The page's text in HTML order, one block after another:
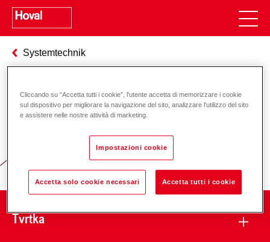
Systemtechnik
Odgovornost za energiju i okoliš
Tvrtka
Cliccando su “Accetta tutti i cookie”, l'utente accetta di memorizzare i cookie
sul dispositivo per migliorare la navigazione del sito, analizzare l'utilizzo del sito
e assistere nelle nostre attività di marketing.
Impostazioni cookie
Accetta solo cookie necessari Accetta tutti i cookie